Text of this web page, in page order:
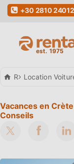
+30 2810
Rental Center
Location
Vacances en
Conseils